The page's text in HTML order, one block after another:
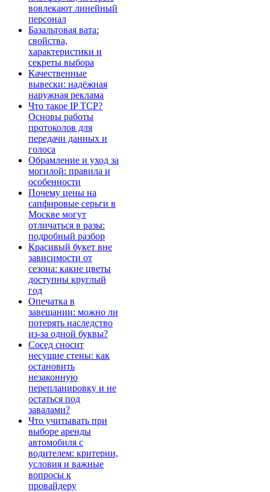
вовлекают линейный
персонал
Базальтовая вата:
свойства,
характеристики и
секреты выбора
Качественные
вывески: надёжная
наружная реклама
Что такое IP TCP?
Основы работы
протоколов для
передачи данных и
голоса
Обрамление и уход за
могилой: правила и
особенности
Почему цены на
сапфировые серьги в
Москве могут
отличаться в разы:
подробный разбор
Красивый букет вне
зависимости от
сезона: какие цветы
доступны круглый
год
Опечатка в
завещании: можно ли
потерять наследство
из-за одной буквы?
Сосед сносит
несущие стены: как
остановить
незаконную
перепланировку и не
остаться под
завалами?
Что учитывать при
выборе аренды
автомобиля с
водителем: критерии,
условия и важные
вопросы к
провайдеру